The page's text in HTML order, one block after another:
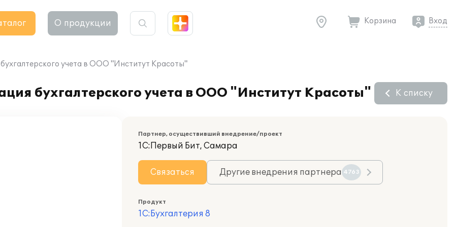
О продукции Корзина Вход
учета в ООО "Институт Красоты"
бухгалтерского учета в ООО "Институт Красоты" К списку
Партнер, осуществивший внедрение/проект
1С:Первый Бит, Самара
Связаться Другие внедрения партнера 4763
Продукт
1С:Бухгалтерия 8